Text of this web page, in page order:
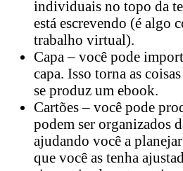
individuais no topo da
está escrevendo (é algo
trabalho virtual).
Capa – você pode
capa. Isso torna as
se produz um ebook.
Cartões – você pode
podem ser organizados
ajudando você a
que você as tenha